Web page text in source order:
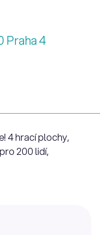
Praha 4
4 hrací plochy,
200 lidí,